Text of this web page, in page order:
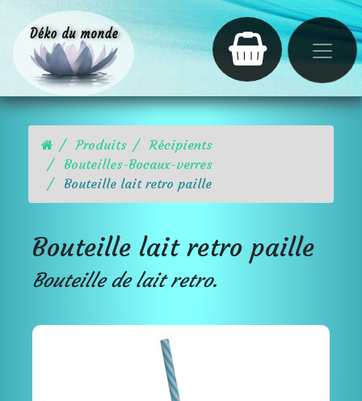
Produits
Récipients
Bouteilles-Bocaux-verres
Bouteille lait retro paille
Bouteille lait retro paille
Bouteille de lait retro.